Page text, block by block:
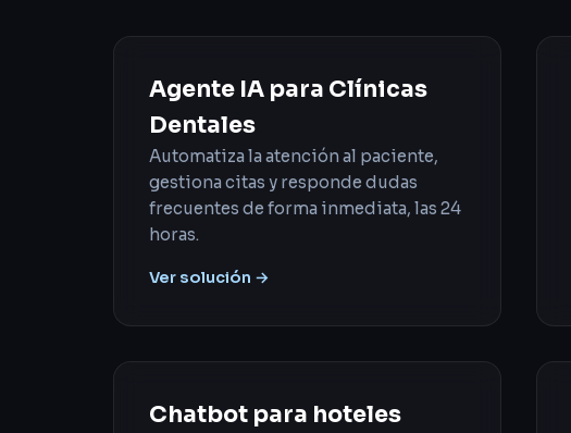
Agente IA para Clínicas
Dentales
Automatiza la atención al paciente,
gestiona citas y responde dudas
frecuentes de forma inmediata, las 24
horas.
Ver solución →
Chatbot para hoteles